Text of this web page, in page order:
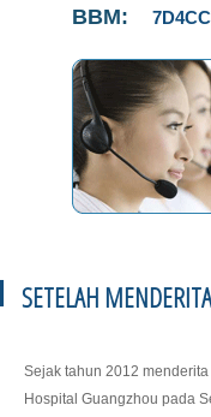
BBM:
SETELAH
Sejak tahun 2012
Hospital Guangzhou pada